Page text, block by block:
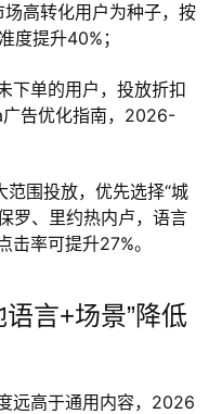
高转化用户为种子，按
度提升40%；
下单的用户，投放折扣
告优化指南，2026-
范围投放，优先选择“城
罗、里约热内卢，语言
率可提升27%。
言+场景”降低
远高于通用内容，2026